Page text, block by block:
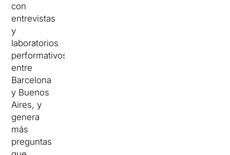
con
entrevistas
y
laboratorios
performativos
entre
Barcelona
y Buenos
Aires, y
genera
más
preguntas